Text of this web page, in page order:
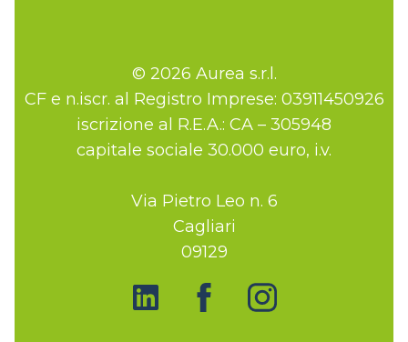
© 2026 Aurea s.r.l.
CF e n.iscr. al Registro Imprese: 03911450926
iscrizione al R.E.A.: CA – 305948
capitale sociale 30.000 euro, i.v.
Via Pietro Leo n. 6
Cagliari
09129